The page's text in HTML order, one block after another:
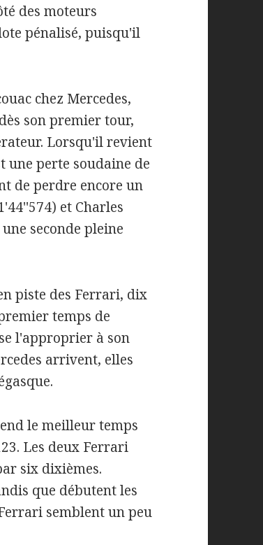
des moteurs
pénalisé, puisqu'il
chez Mercedes,
son premier tour,
Lorsqu'il revient
une perte soudaine de
de perdre encore un
et Charles
seconde pleine
piste des Ferrari, dix
temps de
l'approprier à son
arrivent, elles
le meilleur temps
Les deux Ferrari
six dixièmes.
que débutent les
semblent un peu